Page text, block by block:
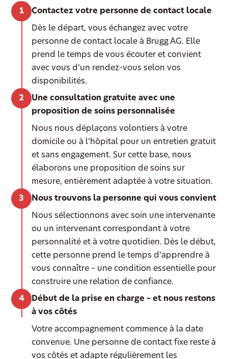
Contactez votre personne de contact locale
Dès le départ, vous échangez avec votre
personne de contact locale à Brugg AG. Elle
prend le temps de vous écouter et convient
avec vous d’un rendez-vous selon vos
disponibilités.
Une consultation gratuite avec une
proposition de soins personnalisée
Nous nous déplaçons volontiers à votre
domicile ou à l’hôpital pour un entretien gratuit
et sans engagement. Sur cette base, nous
élaborons une proposition de soins sur
mesure, entièrement adaptée à votre situation.
Nous trouvons la personne qui vous convient
Nous sélectionnons avec soin une intervenante
ou un intervenant correspondant à votre
personnalité et à votre quotidien. Dès le début,
cette personne prend le temps d’apprendre à
vous connaître – une condition essentielle pour
construire une relation de confiance.
Début de la prise en charge – et nous restons
à vos côtés
Votre accompagnement commence à la date
convenue. Une personne de contact fixe reste à
vos côtés et adapte régulièrement les